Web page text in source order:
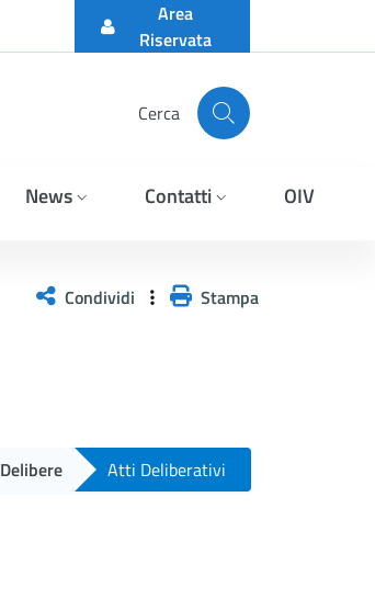
Area
Riservata
Cerca
News Contatti OIV
Condividi Stampa
Delibere Atti Deliberativi